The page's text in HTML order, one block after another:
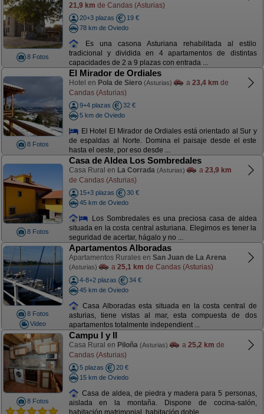
8 Fotos
21,9 km de Candas (Asturias)
20+3 plazas
19 €
78 km de Oviedo
Es una casona Asturiana rehabilitada al estilo
tradicional y dividida en 4 apartamentos de distintas
capacidades de 2 a 9 plazas con entrada ...
8 Fotos
El Mirador de Ordiales
Hotel en Pola de Siero (Asturias) a 23,4 km de
Candas (Asturias)
9+4 plazas
32 €
5 km de Oviedo
El Hotel El Mirador de Ordiales está orientado al Sur y
de espaldas al Norte. Domina el paisaje desde el este
hasta el oeste, por eso desde ...
8 Fotos
Casa de Aldea Los Sombredales
Casa Rural en La Corrada (Asturias) a 23,9 km
de Candas (Asturias)
15+3 plazas
30 €
45 km de Oviedo
Los Sombredales es una preciosa casa de aldea
situada en la costa central asturiana. Elegirnos es tener la
seguridad de acertar, hágalo y no ...
8 Fotos
Video
Apartamentos Alboradas
Apartamentos Rurales en San Juan de La Arena
(Asturias) a 25,1 km de Candas (Asturias)
4-8+2 plazas
34 €
45 km de Oviedo
Casa Alboradas esta situada en la costa central de
asturias, tiene vistas al mar, esta compuesta de dos
apartamentos totalmente independient ...
8 Fotos
Campu I y II
Casa Rural en Piloña (Asturias) a 25,2 km de
Candas (Asturias)
5 plazas
20 €
15 km de Oviedo
Casa de aldea, de piedra y madera para 5 personas,
aislada en la montaña. Dispone de cocina-salón,